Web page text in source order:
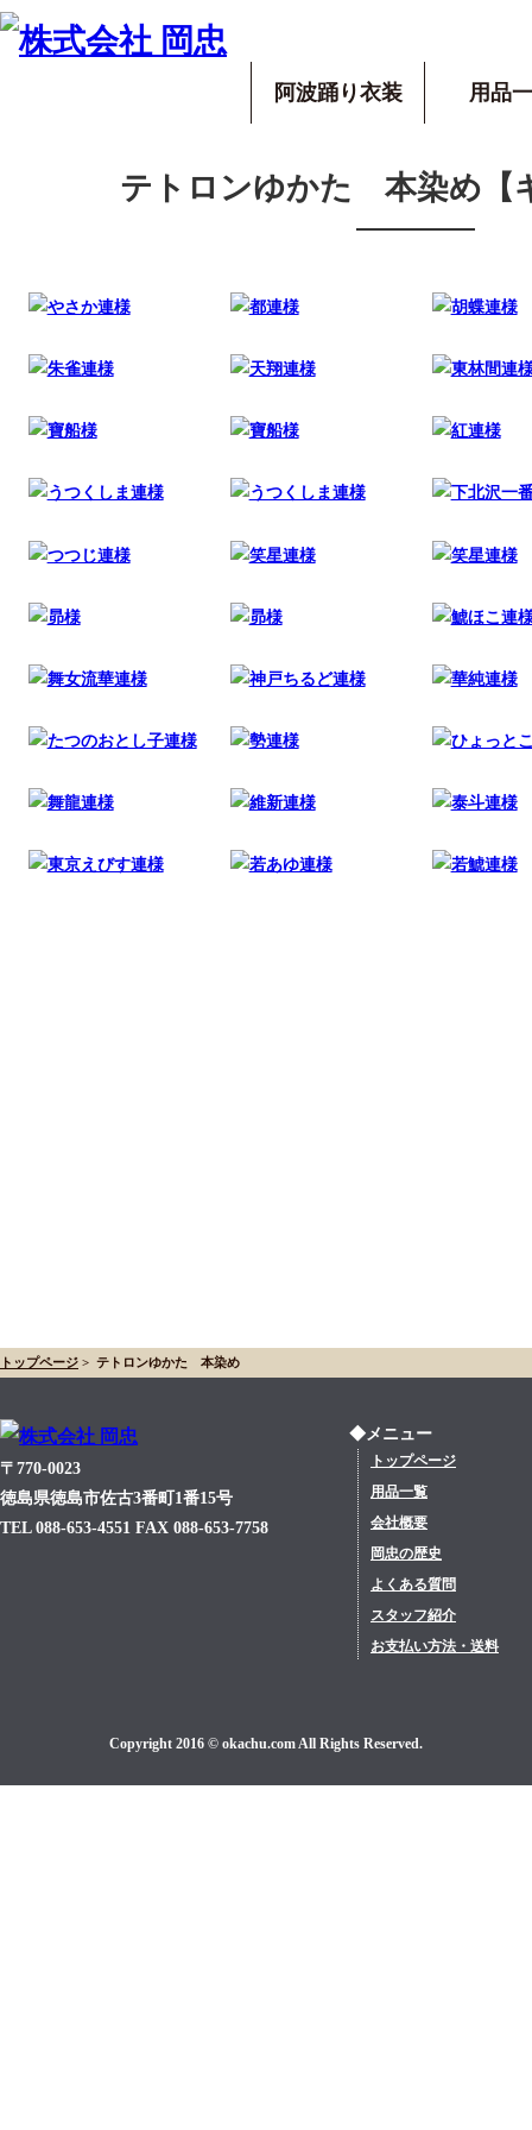
阿波踊り衣装 用品
テトロンゆかた 本染め【
トップページ > テトロンゆかた 本染め
〒770-0023
徳島県徳島市佐古3番町1番15号
TEL 088-653-4551 FAX 088-653-7758
◆メニュー
トップページ
用品一覧
会社概要
岡忠の歴史
よくある質問
スタッフ紹介
お支払い方法・送料
Copyright 2016 © okachu.com All Rights Reserved.